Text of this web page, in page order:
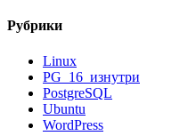
Рубрики
Linux
PG_16_изнутри
PostgreSQL
Ubuntu
WordPress